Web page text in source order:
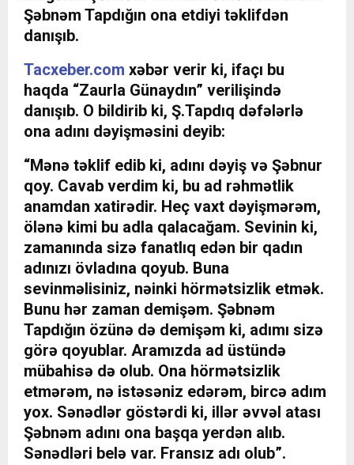
Şəbnəm Tapdığın ona etdiyi təklifdən
danışıb.
Tacxeber.com xəbər verir ki, ifaçı bu
haqda “Zaurla Günaydın” verilişində
danışıb. O bildirib ki, Ş.Tapdıq dəfələrlə
ona adını dəyişməsini deyib:
“Mənə təklif edib ki, adını dəyiş və Şəbnur
qoy. Cavab verdim ki, bu ad rəhmətlik
anamdan xatirədir. Heç vaxt dəyişmərəm,
ölənə kimi bu adla qalacağam. Sevinin ki,
zamanında sizə fanatlıq edən bir qadın
adınızı övladına qoyub. Buna
sevinməlisiniz, nəinki hörmətsizlik etmək.
Bunu hər zaman demişəm. Şəbnəm
Tapdığın özünə də demişəm ki, adımı sizə
görə qoyublar. Aramızda ad üstündə
mübahisə də olub. Ona hörmətsizlik
etmərəm, nə istəsəniz edərəm, bircə adım
yox. Sənədlər göstərdi ki, illər əvvəl atası
Şəbnəm adını ona başqa yerdən alıb.
Sənədləri belə var. Fransız adı olub”.